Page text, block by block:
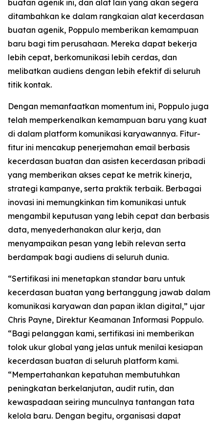
buatan agenik ini, dan alat lain yang akan segera
ditambahkan ke dalam rangkaian alat kecerdasan
buatan agenik, Poppulo memberikan kemampuan
baru bagi tim perusahaan. Mereka dapat bekerja
lebih cepat, berkomunikasi lebih cerdas, dan
melibatkan audiens dengan lebih efektif di seluruh
titik kontak.
Dengan memanfaatkan momentum ini, Poppulo juga
telah memperkenalkan kemampuan baru yang kuat
di dalam platform komunikasi karyawannya. Fitur-
fitur ini mencakup penerjemahan email berbasis
kecerdasan buatan dan asisten kecerdasan pribadi
yang memberikan akses cepat ke metrik kinerja,
strategi kampanye, serta praktik terbaik. Berbagai
inovasi ini memungkinkan tim komunikasi untuk
mengambil keputusan yang lebih cepat dan berbasis
data, menyederhanakan alur kerja, dan
menyampaikan pesan yang lebih relevan serta
berdampak bagi audiens di seluruh dunia.
“Sertifikasi ini menetapkan standar baru untuk
kecerdasan buatan yang bertanggung jawab dalam
komunikasi karyawan dan papan iklan digital,” ujar
Chris Payne, Direktur Keamanan Informasi Poppulo.
“Bagi pelanggan kami, sertifikasi ini memberikan
tolok ukur global yang jelas untuk menilai kesiapan
kecerdasan buatan di seluruh platform kami.
“Mempertahankan kepatuhan membutuhkan
peningkatan berkelanjutan, audit rutin, dan
kewaspadaan seiring munculnya tantangan tata
kelola baru. Dengan begitu, organisasi dapat